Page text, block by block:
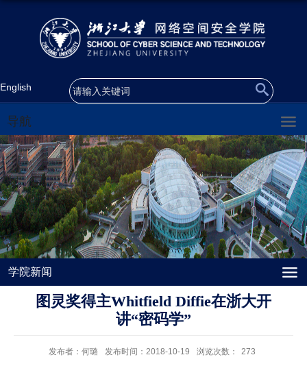
English
导航
学院新闻
图灵奖得主Whitfield Diffie在浙大开
讲“密码学”
发布者：何璐 发布时间：2018-10-19 浏览次数： 273